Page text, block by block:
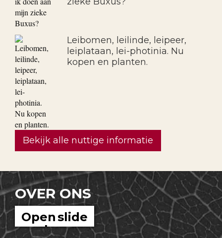
Leibomen, leilinde, leipeer,
leiplataan, lei-photinia. Nu
kopen en planten.
Bekijk alle nuttige informatie
OVER ONS
Open slide
show